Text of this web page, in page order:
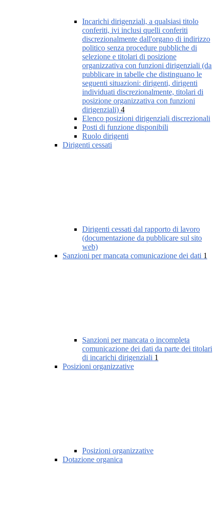
Incarichi dirigenziali, a qualsiasi titolo
conferiti, ivi inclusi quelli conferiti
discrezionalmente dall'organo di indirizzo
politico senza procedure pubbliche di
selezione e titolari di posizione
organizzativa con funzioni dirigenziali (da
pubblicare in tabelle che distinguano le
seguenti situazioni: dirigenti, dirigenti
individuati discrezionalmente, titolari di
posizione organizzativa con funzioni
dirigenziali) 4
Elenco posizioni dirigenziali discrezionali
Posti di funzione disponibili
Ruolo dirigenti
Dirigenti cessati
Dirigenti cessati dal rapporto di lavoro
(documentazione da pubblicare sul sito
web)
Sanzioni per mancata comunicazione dei dati 1
Sanzioni per mancata o incompleta
comunicazione dei dati da parte dei titolari
di incarichi dirigenziali 1
Posizioni organizzative
Posizioni organizzative
Dotazione organica